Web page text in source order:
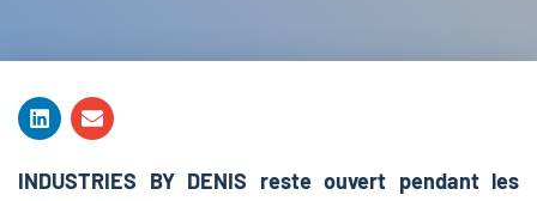
INDUSTRIES BY DENIS reste ouvert pendant les